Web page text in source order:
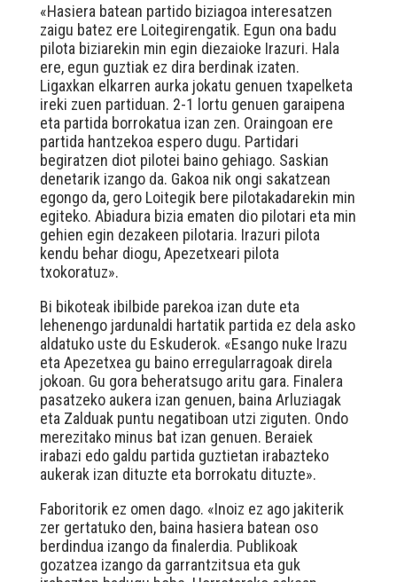
«Hasiera batean partido biziagoa interesatzen
zaigu batez ere Loitegirengatik. Egun ona badu
pilota biziarekin min egin diezaioke Irazuri. Hala
ere, egun guztiak ez dira berdinak izaten.
Ligaxkan elkarren aurka jokatu genuen txapelketa
ireki zuen partiduan. 2-1 lortu genuen garaipena
eta partida borrokatua izan zen. Oraingoan ere
partida hantzekoa espero dugu. Partidari
begiratzen diot pilotei baino gehiago. Saskian
denetarik izango da. Gakoa nik ongi sakatzean
egongo da, gero Loitegik bere pilotakadarekin min
egiteko. Abiadura bizia ematen dio pilotari eta min
gehien egin dezakeen pilotaria. Irazuri pilota
kendu behar diogu, Apezetxeari pilota
txokoratuz».
Bi bikoteak ibilbide parekoa izan dute eta
lehenengo jardunaldi hartatik partida ez dela asko
aldatuko uste du Eskuderok. «Esango nuke Irazu
eta Apezetxea gu baino erregularragoak direla
jokoan. Gu gora beheratsugo aritu gara. Finalera
pasatzeko aukera izan genuen, baina Arluziagak
eta Zalduak puntu negatiboan utzi ziguten. Ondo
merezitako minus bat izan genuen. Beraiek
irabazi edo galdu partida guztietan irabazteko
aukerak izan dituzte eta borrokatu dituzte».
Faboritorik ez omen dago. «Inoiz ez ago jakiterik
zer gertatuko den, baina hasiera batean oso
berdindua izango da finalerdia. Publikoak
gozatzea izango da garrantzitsua eta guk